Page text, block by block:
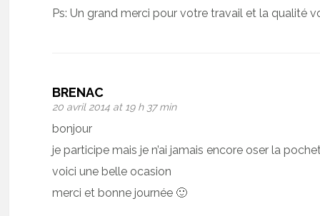
Ps: Un grand merci pour votre travail et la qualité
BRENAC
20 avril 2014 at 19 h 37 min
bonjour
je participe mais je n’ai jamais encore oser la
voici une belle ocasion
merci et bonne journée 🙂